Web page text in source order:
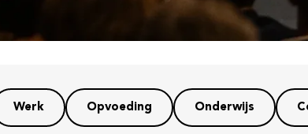
Werk Opvoeding Onderwijs